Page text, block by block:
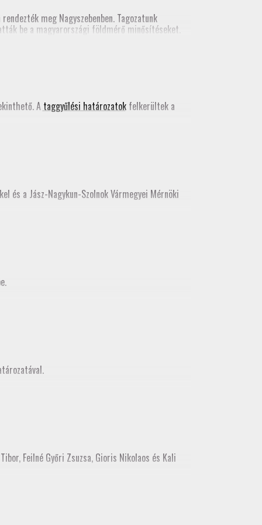
meg Nagyszebenben. Tagozatunk
be a magyarországi földmérő minősítéseket.
A taggyűlési határozatokfelkerültek a
és a Jász-Nagykun-Szolnok Vármegyei Mérnöki
Feilné Győri Zsuzsa, Gioris Nikolaos és Kali